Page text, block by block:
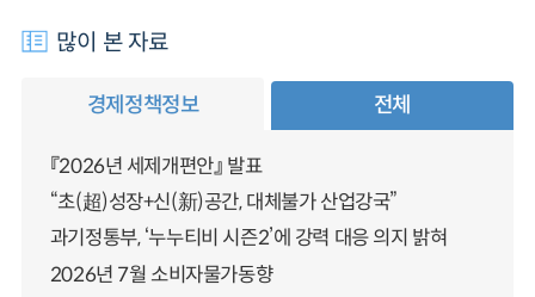
많이 본 자료
경제정책정보 전체
『2026년 세제개편안』 발표
“초(超)성장+신(新)공간, 대체불가 산업강국”
과기정통부, ‘누누티비 시즌2’에 강력 대응 의지 밝혀
2026년 7월 소비자물가동향